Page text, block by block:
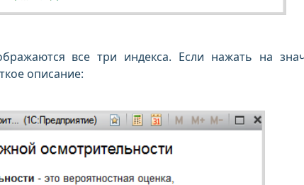
все три индекса. Если нажать на
описание: